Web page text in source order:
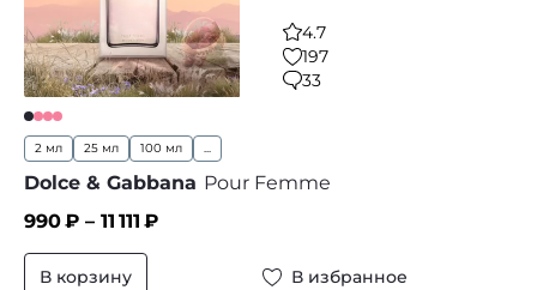
4.7
197
33
2 мл 25 мл 100 мл ...
Dolce & Gabbana Pour Femme
990₽ – 11 111 ₽
В корзину В избранное